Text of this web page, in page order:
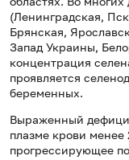
(Ленинградская,
Брянская,
Запад Украины,
концентрация
проявляется
беременных.
Выраженный
плазме крови менее
прогрессирующее